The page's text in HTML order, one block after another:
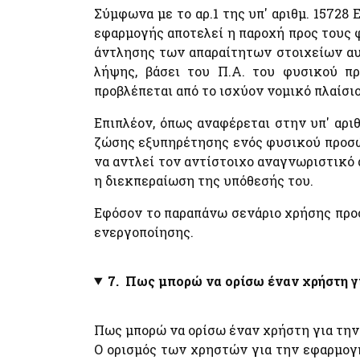
myNAFTILIA.live
myOEYlive - Εξυπηρέτηση με τηλεδιάσκεψη από
Γραφείο Ο.Ε.Υ. του Υπουργείου Εξωτερικών
myPyrasfaleialive - Εξυπηρέτηση με
τηλεφωνική επικοινωνία ή φυσική παρουσία από
Γραφεία Προληπτικής και Κατασταλτικής
Πυρασφάλειας των ΔΙ.Π.Υ.Ν./ΔΙ.Π.Υ. του
Πυροσβεστικού Σώματος Ελλάδος
mySynigoroslive - Εξυπηρέτηση με τηλεδιάσκεψη
από τον Συνήγορο του Πολίτη
Σύμφωνα με το αρ.1 της υπ' αριθμ.
εφαρμογής αποτελεί η παροχή προς
άντλησης των απαραίτητων στοιχείων
λήψης, βάσει του Π.Α. του φυσικού
προβλέπεται από το ισχύον νομικό
Επιπλέον, όπως αναφέρεται στην υπ'
ζώσης εξυπηρέτησης ενός φυσικού
να αντλεί τον αντίστοιχο
η διεκπεραίωση της υπόθεσής του.
Εφόσον το παραπάνω σενάριο χρήσης
ενεργοποίησης.
7. Πως μπορώ να ορίσω έναν χρήστη
Πως μπορώ να ορίσω έναν χρήστη για
Ο ορισμός των χρηστών για την